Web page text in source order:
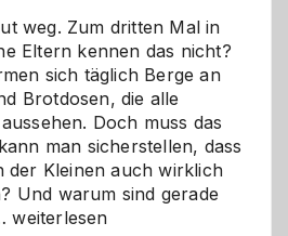
Wahl?
weg. Zum dritten Mal in
Eltern kennen das nicht?
sich täglich Berge an
Brotdosen, die alle
Doch muss das
man sicherstellen, dass
der Kleinen auch wirklich
Und warum sind gerade
Namensaufkleber
weiterlesen